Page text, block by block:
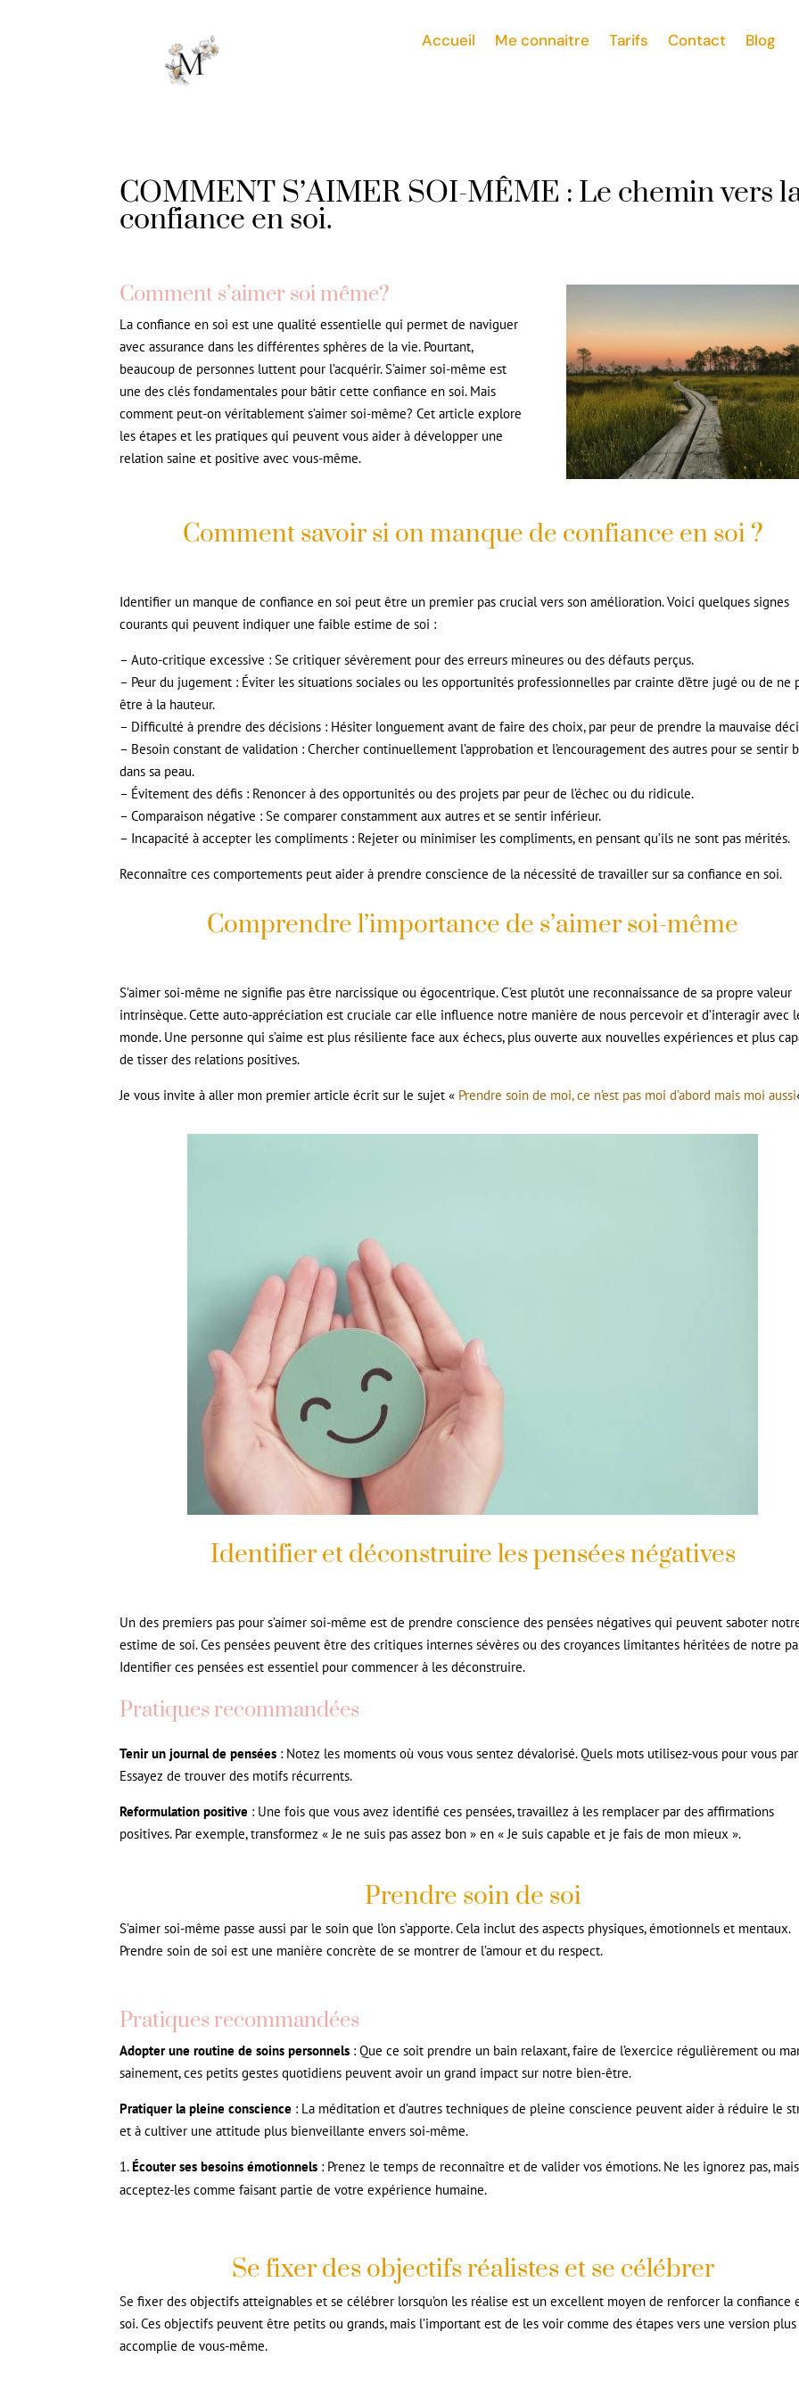
Accueil Me connaitre Tarifs Contact Blog
COMMENT S’AIMER SOI-MÊME : Le chemin vers
confiance en soi.
Comment s’aimer soi même?
La confiance en soi est une qualité essentielle qui permet de naviguer
avec assurance dans les différentes sphères de la vie. Pourtant,
beaucoup de personnes luttent pour l’acquérir. S’aimer soi-même est
une des clés fondamentales pour bâtir cette confiance en soi. Mais
comment peut-on véritablement s’aimer soi-même? Cet article explore
les étapes et les pratiques qui peuvent vous aider à développer une
relation saine et positive avec vous-même.
Comment savoir si on manque de confiance en soi ?
Identifier un manque de confiance en soi peut être un premier pas crucial vers son amélioration. Voici quelques signes
courants qui peuvent indiquer une faible estime de soi :
– Auto-critique excessive : Se critiquer sévèrement pour des erreurs mineures ou des défauts perçus.
– Peur du jugement : Éviter les situations sociales ou les opportunités professionnelles par crainte d’être jugé ou de ne
être à la hauteur.
– Difficulté à prendre des décisions : Hésiter longuement avant de faire des choix, par peur de prendre la mauvaise
– Besoin constant de validation : Chercher continuellement l’approbation et l’encouragement des autres pour se sentir
dans sa peau.
– Évitement des défis : Renoncer à des opportunités ou des projets par peur de l’échec ou du ridicule.
– Comparaison négative : Se comparer constamment aux autres et se sentir inférieur.
– Incapacité à accepter les compliments : Rejeter ou minimiser les compliments, en pensant qu’ils ne sont pas mérités.
Reconnaître ces comportements peut aider à prendre conscience de la nécessité de travailler sur sa confiance en soi.
Comprendre l’importance de s’aimer soi-même
S’aimer soi-même ne signifie pas être narcissique ou égocentrique. C’est plutôt une reconnaissance de sa propre valeur
intrinsèque. Cette auto-appréciation est cruciale car elle influence notre manière de nous percevoir et d’interagir avec
monde. Une personne qui s’aime est plus résiliente face aux échecs, plus ouverte aux nouvelles expériences et plus
de tisser des relations positives.
Je vous invite à aller mon premier article écrit sur le sujet « Prendre soin de moi, ce n’est pas moi d’abord mais moi aussi
Identifier et déconstruire les pensées négatives
Un des premiers pas pour s’aimer soi-même est de prendre conscience des pensées négatives qui peuvent saboter
estime de soi. Ces pensées peuvent être des critiques internes sévères ou des croyances limitantes héritées de notre
Identifier ces pensées est essentiel pour commencer à les déconstruire.
Pratiques recommandées
Tenir un journal de pensées : Notez les moments où vous vous sentez dévalorisé. Quels mots utilisez-vous pour vous
Essayez de trouver des motifs récurrents.
Reformulation positive : Une fois que vous avez identifié ces pensées, travaillez à les remplacer par des affirmations
positives. Par exemple, transformez « Je ne suis pas assez bon » en « Je suis capable et je fais de mon mieux ».
Prendre soin de soi
S’aimer soi-même passe aussi par le soin que l’on s’apporte. Cela inclut des aspects physiques, émotionnels et mentaux.
Prendre soin de soi est une manière concrète de se montrer de l’amour et du respect.
Pratiques recommandées
Adopter une routine de soins personnels : Que ce soit prendre un bain relaxant, faire de l’exercice régulièrement ou
sainement, ces petits gestes quotidiens peuvent avoir un grand impact sur notre bien-être.
Pratiquer la pleine conscience : La méditation et d’autres techniques de pleine conscience peuvent aider à réduire le
et à cultiver une attitude plus bienveillante envers soi-même.
Écouter ses besoins émotionnels : Prenez le temps de reconnaître et de valider vos émotions. Ne les ignorez pas, mais
acceptez-les comme faisant partie de votre expérience humaine.
Se fixer des objectifs réalistes et se célébrer
Se fixer des objectifs atteignables et se célébrer lorsqu’on les réalise est un excellent moyen de renforcer la confiance
soi. Ces objectifs peuvent être petits ou grands, mais l’important est de les voir comme des étapes vers une version plus
accomplie de vous-même.